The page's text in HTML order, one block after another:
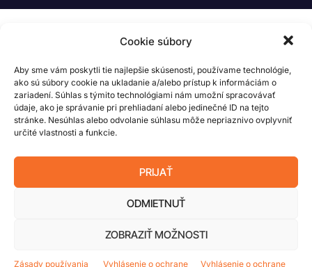
Cookie súbory
Aby sme vám poskytli tie najlepšie skúsenosti, používame technológie,
ako sú súbory cookie na ukladanie a/alebo prístup k informáciám o
zariadení. Súhlas s týmito technológiami nám umožní spracovávať
údaje, ako je správanie pri prehliadaní alebo jedinečné ID na tejto
stránke. Nesúhlas alebo odvolanie súhlasu môže nepriaznivo ovplyvniť
určité vlastnosti a funkcie.
PRIJAŤ
ODMIETNUŤ
ZOBRAZIŤ MOŽNOSTI
Zásady používania Vyhlásenie o ochrane Vyhlásenie o ochrane